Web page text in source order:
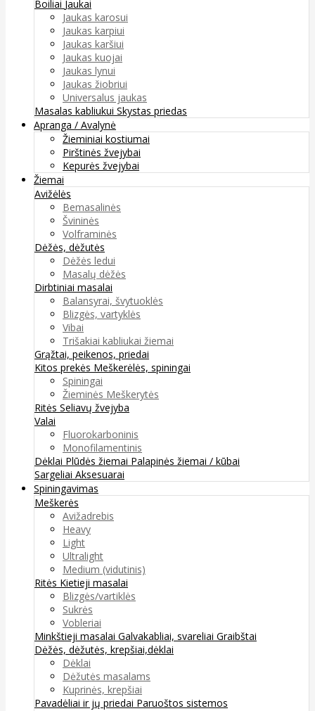
Boiliai Jaukai
Jaukas karosui
Jaukas karpiui
Jaukas karšiui
Jaukas kuojai
Jaukas lynui
Jaukas žiobriui
Universalus jaukas
Masalas kabliukui Skystas priedas
Apranga / Avalynė
Žieminiai kostiumai
Pirštinės žvejybai
Kepurės žvejybai
Žiemai
Avižėlės
Bemasalinės
Švininės
Volframinės
Dėžės, dėžutės
Dėžės ledui
Masalų dėžės
Dirbtiniai masalai
Balansyrai, švytuoklės
Blizgės, vartyklės
Vibai
Trišakiai kabliukai žiemai
Grąžtai, peikenos, priedai
Kitos prekės Meškerėlės, spiningai
Spiningai
Žieminės Meškerytės
Ritės Seliavų žvejyba
Valai
Fluorokarboninis
Monofilamentinis
Dėklai Plūdės žiemai Palapinės žiemai / kūbai
Sargeliai Aksesuarai
Spiningavimas
Meškerės
Avižadrebis
Heavy
Light
Ultralight
Medium (vidutinis)
Ritės Kietieji masalai
Blizgės/vartiklės
Sukrės
Vobleriai
Minkštieji masalai Galvakabliai, svareliai Graibštai
Dėžės, dėžutės, krepšiai,dėklai
Dėklai
Dėžutės masalams
Kuprinės, krepšiai
Pavadėliai ir jų priedai Paruoštos sistemos